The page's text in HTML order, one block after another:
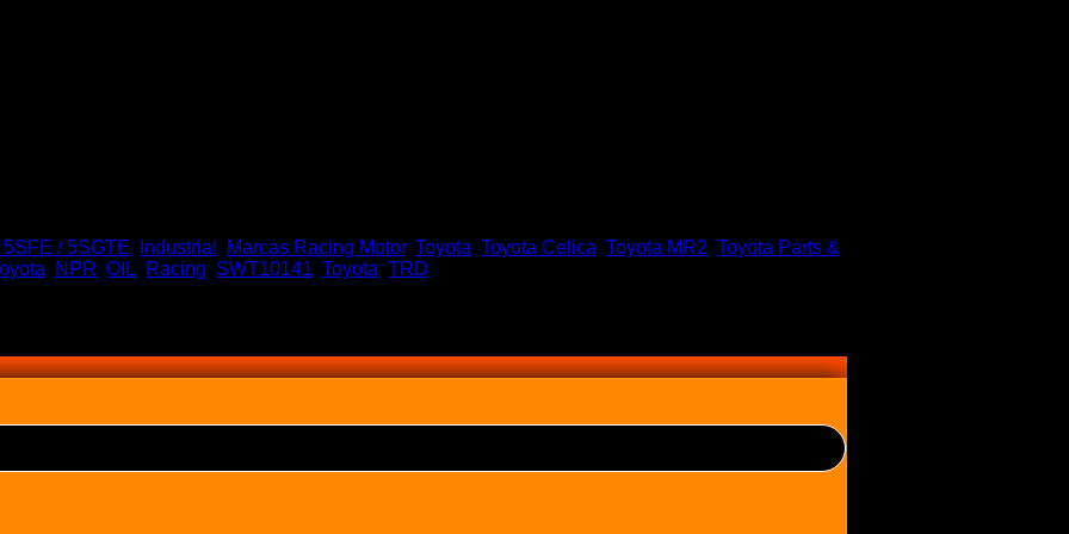
/ 5SGTE Industrial Marcas Racing Motor, Toyota Toyota Celica Toyota MR2 Toyota Parts &
NPR OIL Racing SWT10141 Toyota TRD